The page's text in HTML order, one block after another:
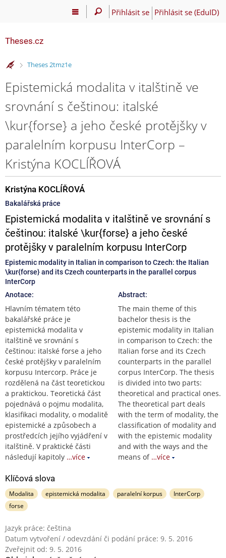
Přihlásit se Přihlásit se (EduID)
Theses.cz
>
Theses 2tmz1e
Epistemická modalita v italštině ve
srovnání s češtinou: italské
\kur{forse} a jeho české protějšky v
paralelním korpusu InterCorp –
Kristýna KOCLÍŘOVÁ
Kristýna KOCLÍŘOVÁ
Bakalářská práce
Epistemická modalita v italštině ve srovnání s
češtinou: italské \kur{forse} a jeho české
protějšky v paralelním korpusu InterCorp
Epistemic modality in Italian in comparison to Czech: the Italian
\kur{forse} and its Czech counterparts in the parallel corpus
InterCorp
Anotace:
Hlavním tématem této
bakalářské práce je
epistemická modalita v
italštině ve srovnání s
češtinou: italské forse a jeho
české protějšky v paralelním
korpusu Intercorp. Práce je
rozdělená na část teoretickou
a praktickou. Teoretická část
pojednává o pojmu modalita,
klasifikaci modality, o modalitě
epistemické a způsobech a
prostředcích jejího vyjádření v
italštině. V praktické části
následují kapitoly …více
Abstract:
The main theme of this
bachelor thesis is the
epistemic modality in Italian
in comparison to Czech: the
Italian forse and its Czech
counterparts in the parallel
corpus InterCorp. The thesis
is divided into two parts:
theoretical and practical ones.
The theoretical part deals
with the term of modality, the
classification of modality and
with the epistemic modality
and with the ways and the
means of …více
Klíčová slova
Modalita epistemická modalita paralelní korpus
InterCorp
forse
Jazyk práce: čeština
Datum vytvoření / odevzdání či podání práce: 9. 5. 2016
Zveřejnit od: 9. 5. 2016